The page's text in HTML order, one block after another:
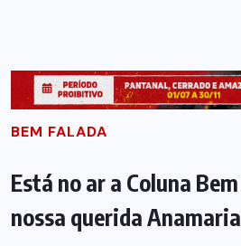
BEM FALADA
Está no ar a Coluna
nossa querida